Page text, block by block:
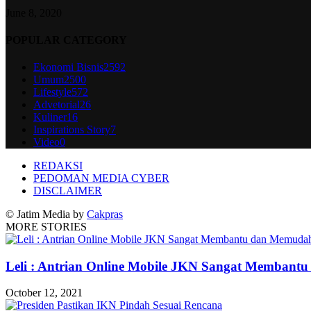
Ekonomi Bisnis2592
Umum2500
Lifestyle572
Advetorial26
Kuliner16
Inspirations Story7
Video0
REDAKSI
PEDOMAN MEDIA CYBER
DISCLAIMER
© Jatim Media by Cakpras
MORE STORIES
Leli : Antrian Online Mobile JKN Sangat
October 12, 2021